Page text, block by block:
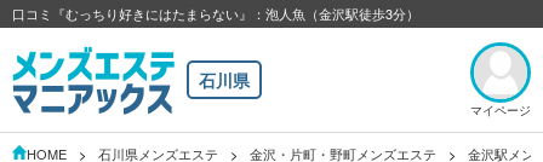
口コミ『むっちり好きにはたまらない』：泡人魚（金沢駅徒歩3分）
石川県
マイページ
HOME 石川県メンズエステ 金沢・片町・野町メンズエステ 金沢駅メン